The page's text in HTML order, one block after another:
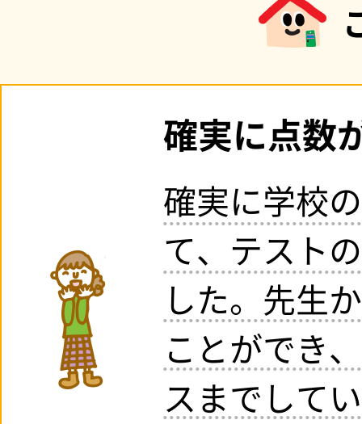
確実に点数
確実に学校
て、テスト
した。先生
ことができ
スまでして